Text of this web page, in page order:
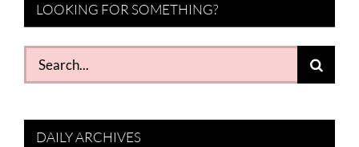
LOOKING FOR SOMETHING?
Search
for:
DAILY ARCHIVES